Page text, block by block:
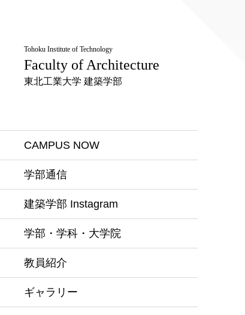
Tohoku Institute of Technology
Faculty of Architecture
東北工業大学 建築学部
CAMPUS NOW
学部通信
建築学部 Instagram
学部・学科・大学院
教員紹介
ギャラリー